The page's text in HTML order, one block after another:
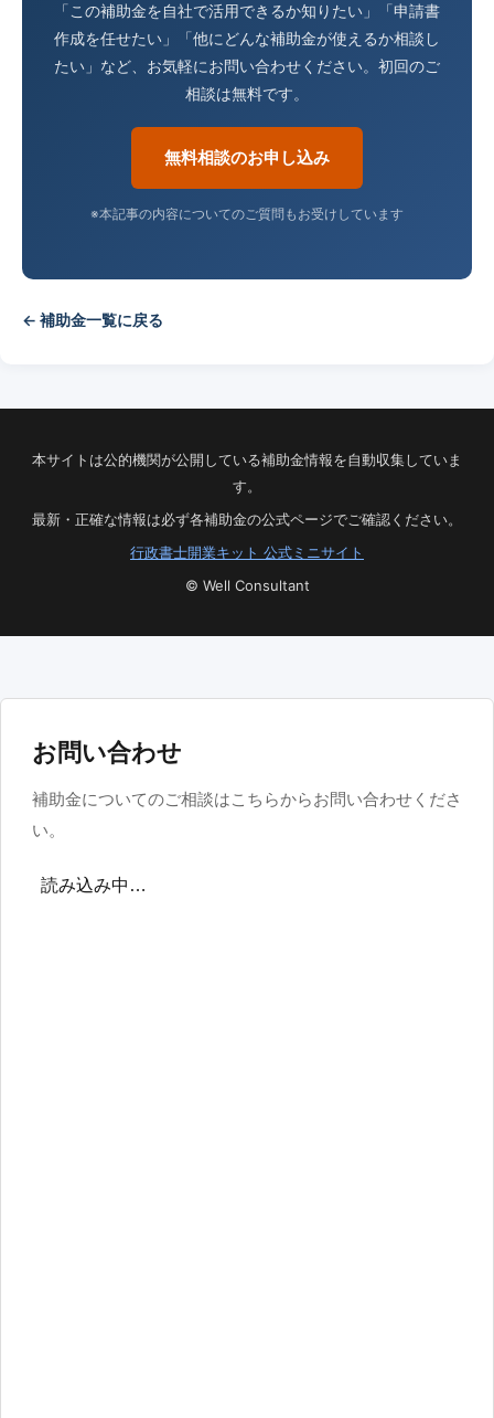
「この補助金を自社で活用できるか知りたい」「申請書
作成を任せたい」「他にどんな補助金が使えるか相談し
たい」など、お気軽にお問い合わせください。初回のご
相談は無料です。
無料相談のお申し込み
※本記事の内容についてのご質問もお受けしています
← 補助金一覧に戻る
本サイトは公的機関が公開している補助金情報を自動収集していま
す。
最新・正確な情報は必ず各補助金の公式ページでご確認ください。
行政書士開業キット 公式ミニサイト
© Well Consultant
お問い合わせ
補助金についてのご相談はこちらからお問い合わせくださ
い。